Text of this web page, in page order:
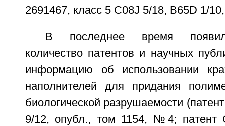
2691467, класс 5 С08J 5/18, В65D 1/
В последнее время
количество патентов и научных
информацию об использовании
наполнителей для придания
биологической разрушаемости
9/12, опубл., том 1154, №4;